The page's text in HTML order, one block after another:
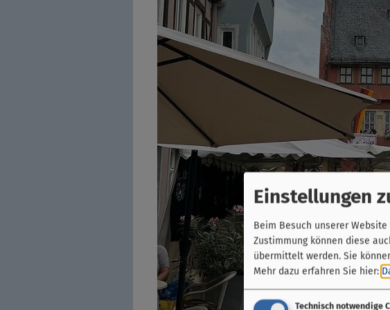
Einstellungen
Beim Besuch unserer
Zustimmung können diese
übermittelt werden. Sie
Mehr dazu erfahren Sie hier:
Technisch notwendige